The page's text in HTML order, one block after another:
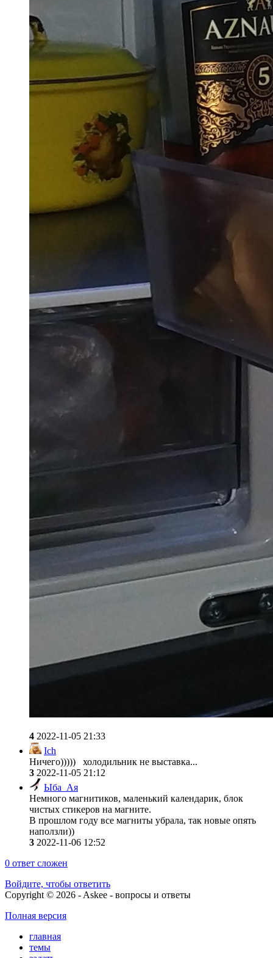
4 2022-11-05 21:33
Ich
Ничего))))) холодильник не выставка...
3 2022-11-05 21:12
Ыба_Ая
Немного магнитиков, маленький календарик, блок
чистых стикеров на магните.
В прошлом году все магниты убрала, так новые опять
наползли))
3 2022-11-06 12:52
0 ответ сложен
Войдите, чтобы ответить
Copyright © 2026 - Askee - вопросы и ответы
Полная версия
главная
темы